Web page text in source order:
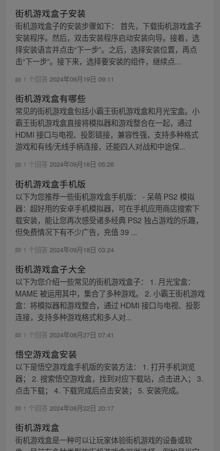
街机游戏盒子安装
街机游戏盒子的安装步骤如下： 首先，下载街机游戏盒子
安装程序。然后，双击安装程序启动安装向导。接着，选
择安装语言并点击“下一步”。之后，选择安装位置，再点
击“下一步”。接下来，选择要安装的组件，继续点...
1 个回答 2024年09月19日 09:11
街机游戏盒有哪些
常见的街机游戏盒包括小霸王街机游戏盒和月光宝盒。小
霸王街机游戏盒直接将模拟器和游戏整合在一起，通过
HDMI 接口与电视、投影链接，兼容性强，支持多种格式
游戏和有线/无线手柄连接，还能四人对战和中途保...
1 个回答 2024年09月18日 05:26
街机游戏盒手机版
以下为您推荐一些街机游戏盒手机版： - 呆萌 PS2 模拟
器：超好用的安卓手机模拟器，可在手机应用商店搜索下
载安装，能让您再次感受诸多经典 PS2 独占游戏的乐趣，
但免费情况下有不少广告，充值 39 ...
1 个回答 2024年09月18日 03:24
街机游戏盒子大全
以下为您介绍一些常见的街机游戏盒子： 1. 月光宝盒：
MAME 被运用其中，集合了多种游戏。 2. 小霸王街机游戏
盒：将模拟器和游戏整合，通过 HDMI 接口与电视、投影
连接，支持多种游戏格式和多人对...
1 个回答 2024年08月27日 07:41
悟空游戏盒安装
以下是悟空游戏盒手机版的安装方法： 1. 打开手机浏览
器； 2. 搜索悟空游戏盒，找到对应下载站，点击进入； 3.
点击下载； 4. 下载完成后点击安装； 5. 安装完成。
1 个回答 2024年08月22日 20:17
街机游戏盒
街机游戏盒是一种可以让玩家体验街机游戏的设备或软